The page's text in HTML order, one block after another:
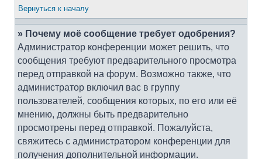
Вернуться к началу
» Почему моё сообщение требует одобрения?
Администратор конференции может решить, что
сообщения требуют предварительного просмотра
перед отправкой на форум. Возможно также, что
администратор включил вас в группу
пользователей, сообщения которых, по его или её
мнению, должны быть предварительно
просмотрены перед отправкой. Пожалуйста,
свяжитесь с администратором конференции для
получения дополнительной информации.